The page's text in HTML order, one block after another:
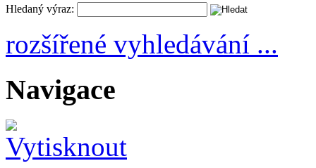
Hledaný výraz:
rozšířené vyhledávání ...
Navigace